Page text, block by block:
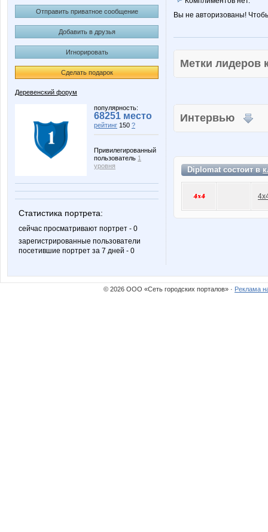
Отправить приватное сообщение
Добавить в друзья
Игнорировать
Сделать подарок
Деревенский форум
популярность:
68251 место
рейтинг 150 ?
Привилегированный
пользователь 1
уровня
Статистика портрета:
сейчас просматривают портрет - 0
зарегистрированные пользователи
посетившие портрет за 7 дней - 0
Вы не авторизованы!
Метки
Интервью
Diplomat состоит в
© 2026 ООО «Сеть городских порталов» · Реклама